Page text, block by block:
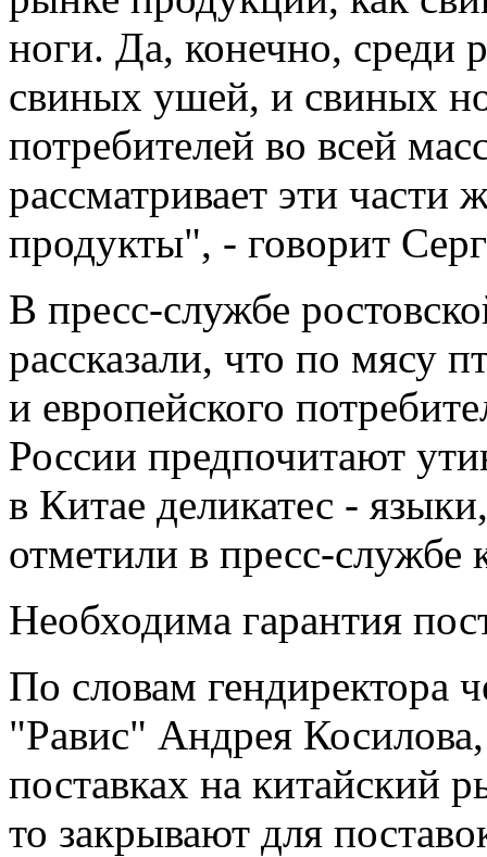
ноги. Да, конечно, среди
свиных ушей, и свиных
потребителей во всей
рассматривает эти
продукты", - говорит
В пресс-службе
рассказали, что по мясу
и европейского
России предпочитают
в Китае деликатес -
отметили в пресс-службе
Необходима гарантия
По словам гендиректора
"Равис" Андрея
поставках на китайский
то закрывают для